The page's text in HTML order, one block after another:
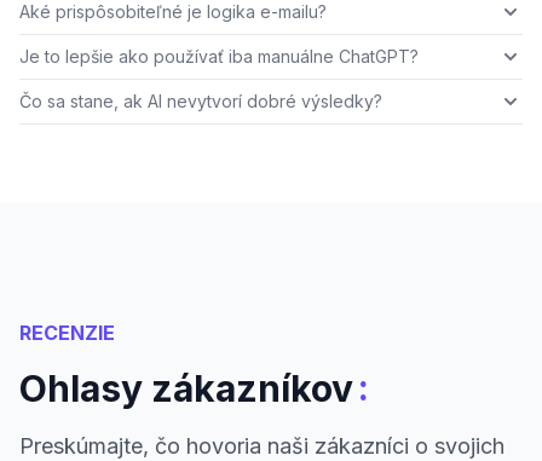
Aké prispôsobiteľné je logika e-mailu?
Je to lepšie ako používať iba manuálne ChatGPT?
Čo sa stane, ak AI nevytvorí dobré výsledky?
RECENZIE
Ohlasy zákazníkov:
Preskúmajte, čo hovoria naši zákazníci o svojich